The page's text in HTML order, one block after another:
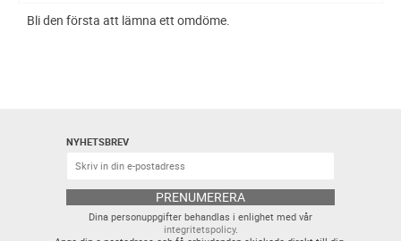
Bli den första att lämna ett omdöme.
NYHETSBREV
PRENUMERERA
Dina personuppgifter behandlas i enlighet med vår
integritetspolicy.